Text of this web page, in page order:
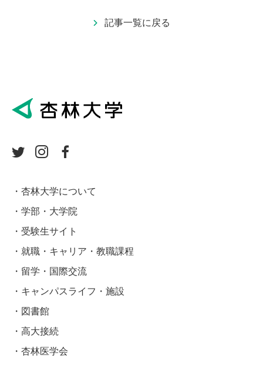
記事一覧に戻る
杏林大学について
学部・大学院
受験生サイト
就職・キャリア・教職課程
留学・国際交流
キャンパスライフ・施設
図書館
高大接続
杏林医学会